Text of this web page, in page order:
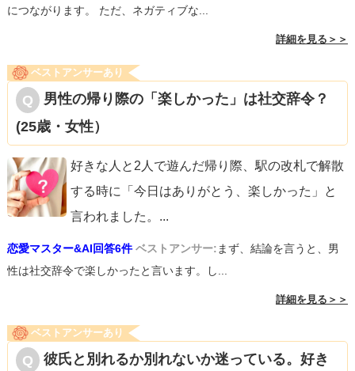
につながります。 ただ、ネガティブな...
詳細を見る＞＞
ベストアンサーあり
男性の帰り際の「楽しかった」は社交辞令？
(25歳・女性）
好きな人と2人で遊んだ帰り際、駅の改札で解散
する時に「今日はありがとう、楽しかった」と
言われました。 ...
恋愛マスター&AI回答6件 ベストアンサー:まず、結論を言うと、男
性は社交辞令で楽しかったと言います。し...
詳細を見る＞＞
ベストアンサーあり
彼氏と別れるか別れないか迷っている。好き